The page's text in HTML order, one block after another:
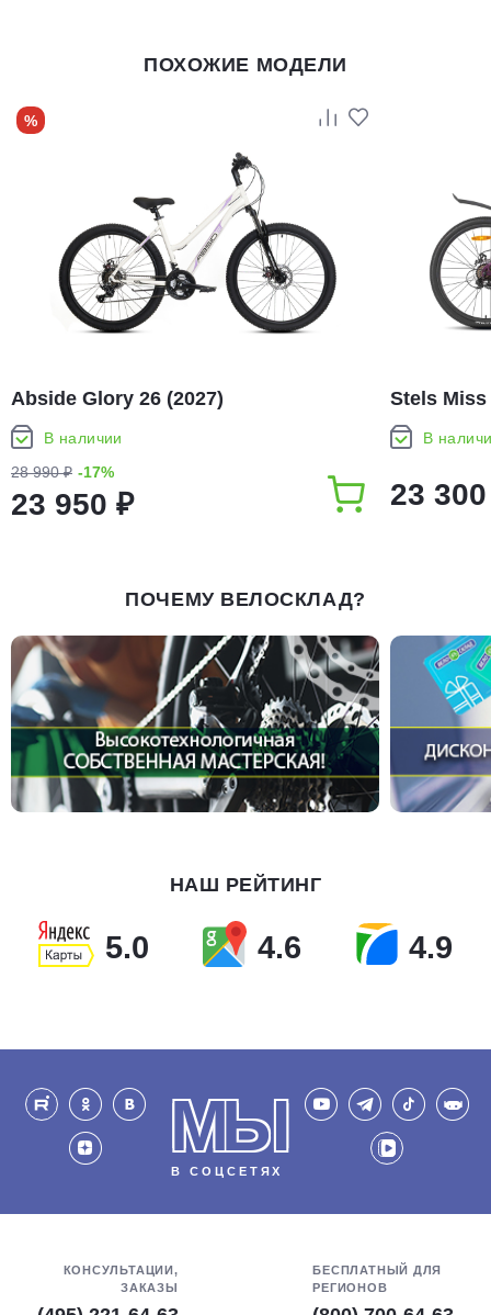
ПОХОЖИЕ МОДЕЛИ
%
Abside Glory 26 (2027)
В наличии
28 990 ₽ -17%
23 950 ₽
Stels Miss
В
23
ПОЧЕМУ ВЕЛОСКЛАД?
НАШ РЕЙТИНГ
5.0 4.6 4.9
МЫ
В СОЦСЕТЯХ
КОНСУЛЬТАЦИИ,
ЗАКАЗЫ
БЕСПЛАТНЫЙ ДЛЯ
РЕГИОНОВ